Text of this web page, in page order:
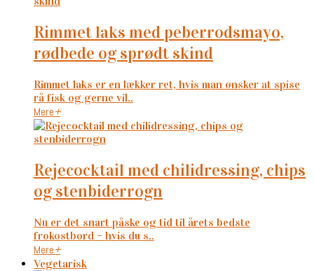
rimmet laks med peberrodsmayo,
rødbede og sprødt skind
Rimmet laks er en lækker ret, hvis man ønsker at spise
rå fisk og gerne vil..
Mere+
rejecocktail med chilidressing, chips
og stenbiderrogn
Nu er det snart påske og tid til årets bedste
frokostbord – hvis du s..
Mere+
Vegetarisk